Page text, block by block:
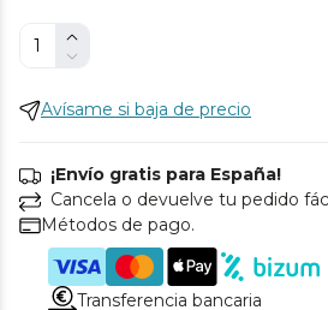
Avísame si baja de precio
¡Envío gratis para España!
Cancela o devuelve tu pedido
Métodos de pago.
Transferencia bancaria